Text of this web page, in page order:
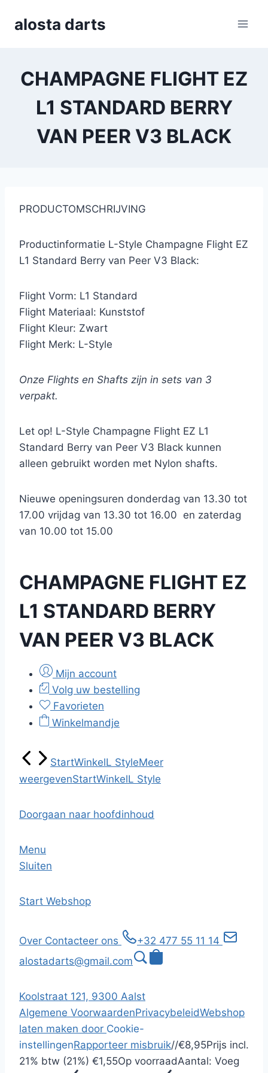
alosta darts
CHAMPAGNE FLIGHT EZ
L1 STANDARD BERRY
VAN PEER V3 BLACK
PRODUCTOMSCHRIJVING
Productinformatie L-Style Champagne Flight EZ
L1 Standard Berry van Peer V3 Black:
Flight Vorm: L1 Standard
Flight Materiaal: Kunststof
Flight Kleur: Zwart
Flight Merk: L-Style
Onze Flights en Shafts zijn in sets van 3
verpakt.
Let op! L-Style Champagne Flight EZ L1
Standard Berry van Peer V3 Black kunnen
alleen gebruikt worden met Nylon shafts.
Nieuwe openingsuren donderdag van 13.30 tot
17.00 vrijdag van 13.30 tot 16.00 en zaterdag
van 10.00 tot 15.00
CHAMPAGNE FLIGHT EZ
L1 STANDARD BERRY
VAN PEER V3 BLACK
Mijn account
Volg uw bestelling
Favorieten
Winkelmandje
StartWinkelL StyleMeer
weergevenStartWinkelL Style
Doorgaan naar hoofdinhoud
Menu
Sluiten
Start Webshop
Over Contacteer ons
+32 477 55 11 14
alostadarts@gmail.com
Koolstraat 121, 9300 Aalst
Algemene VoorwaardenPrivacybeleidWebshop
laten maken door Cookie-
instellingenRapporteer misbruik//€8,95Prijs incl.
21% btw (21%) €1,55Op voorraadAantal: Voeg